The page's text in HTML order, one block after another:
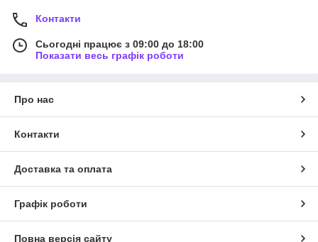
Контакти
Сьогодні працює з 09:00 до 18:00
Показати весь графік роботи
Про нас
Контакти
Доставка та оплата
Графік роботи
Повна версія сайту